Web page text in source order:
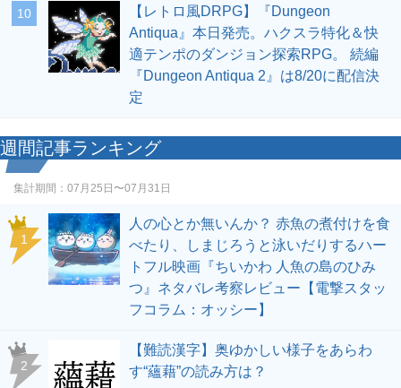
10
【レトロ風DRPG】『Dungeon
Antiqua』本日発売。ハクスラ特化＆快
適テンポのダンジョン探索RPG。 続編
『Dungeon Antiqua 2』は8/20に配信決
定
週間記事ランキング
集計期間： 07月25日〜07月31日
1
人の心とか無いんか？ 赤魚の煮付けを食
べたり、しまじろうと泳いだりするハー
トフル映画『ちいかわ 人魚の島のひみ
つ』ネタバレ考察レビュー【電撃スタッ
フコラム：オッシー】
2
【難読漢字】奥ゆかしい様子をあらわ
す“蘊藉”の読み方は？